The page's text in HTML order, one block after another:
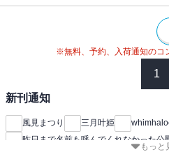
※無料、予約、入荷通知のコ
1
新刊通知
風見まつり 三月叶姫
昨日まで名前も呼んでくれなかった公
もっと